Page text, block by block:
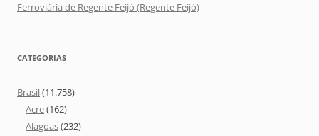
Ferroviária de Regente Feijó (Regente Feijó)
CATEGORIAS
Brasil(11.758)
Acre(162)
Alagoas(232)